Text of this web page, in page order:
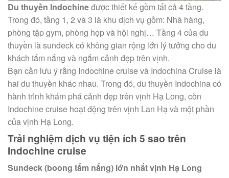
Du thuyền Indochineđược thiết kế gồm tất cả 4 tầng.
Trong đó, tầng 1, 2 và 3 là khu dịch vụ gồm: Nhà hàng,
phòng tập gym, phòng họp và hội nghị… Tầng 4 của du
thuyền là sundeck có không gian rộng lớn lý tưởng cho du
khách tắm nắng và ngắm cảnh đẹp trên vịnh.
Bạn cần lưu ý rằng Indochine cruise và Indochina Cruise là
hai du thuyền khác nhau. Trong đó, du thuyền Indochina có
hành trình khám phá cảnh đẹp trên vịnh Hạ Long, còn
Indochine cruise hoạt động trên vịnh Lan Hạ và một phần
của vịnh Hạ Long.
Trải nghiệm dịch vụ tiện ích 5 sao trên
Indochine cruise
Sundeck (boong tắm nắng) lớn nhất vịnh Hạ Long